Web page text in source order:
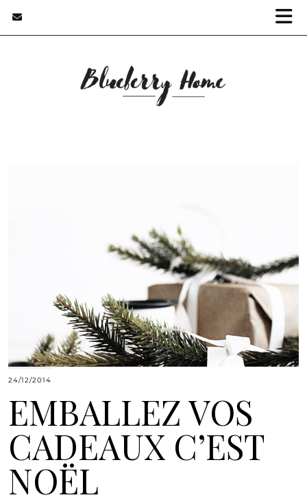
24/12/2014
EMBALLEZ VOS
CADEAUX C’EST
NOËL